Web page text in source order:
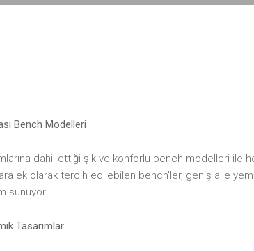
Bench Modelleri
dahil ettiği şık ve konforlu bench modelleri ile
ek olarak tercih edilebilen bench'ler, geniş aile
sunuyor.
Tasarımlar